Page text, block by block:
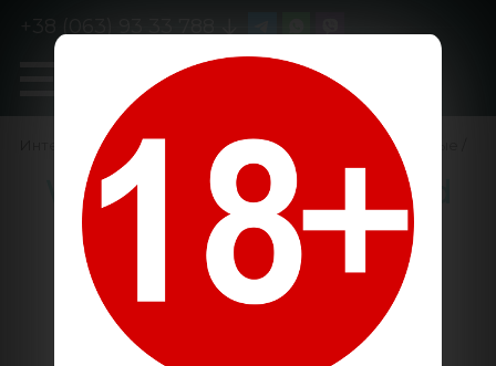
GanjaLiveSeeds
Интернет-магазин Семена конопли Феминизированные
Widow Remedy feminised
GanjaLiveSeeds